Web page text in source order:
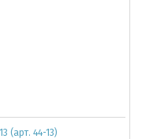
(арт. 44-13)